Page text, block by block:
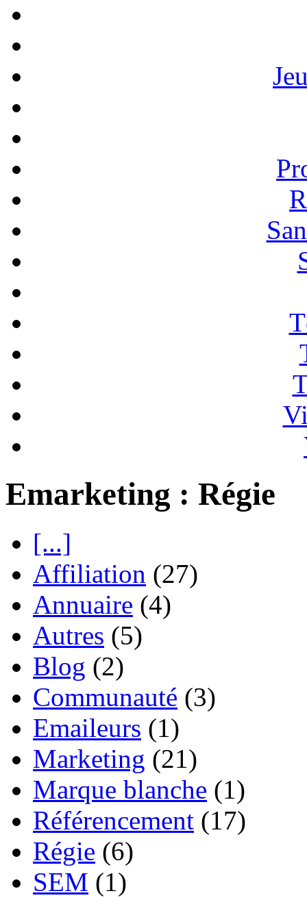
Emarketing : Régie
[...]
Affiliation (27)
Annuaire (4)
Autres (5)
Blog (2)
Communauté (3)
Emaileurs (1)
Marketing (21)
Marque blanche (1)
Référencement (17)
Régie (6)
SEM (1)